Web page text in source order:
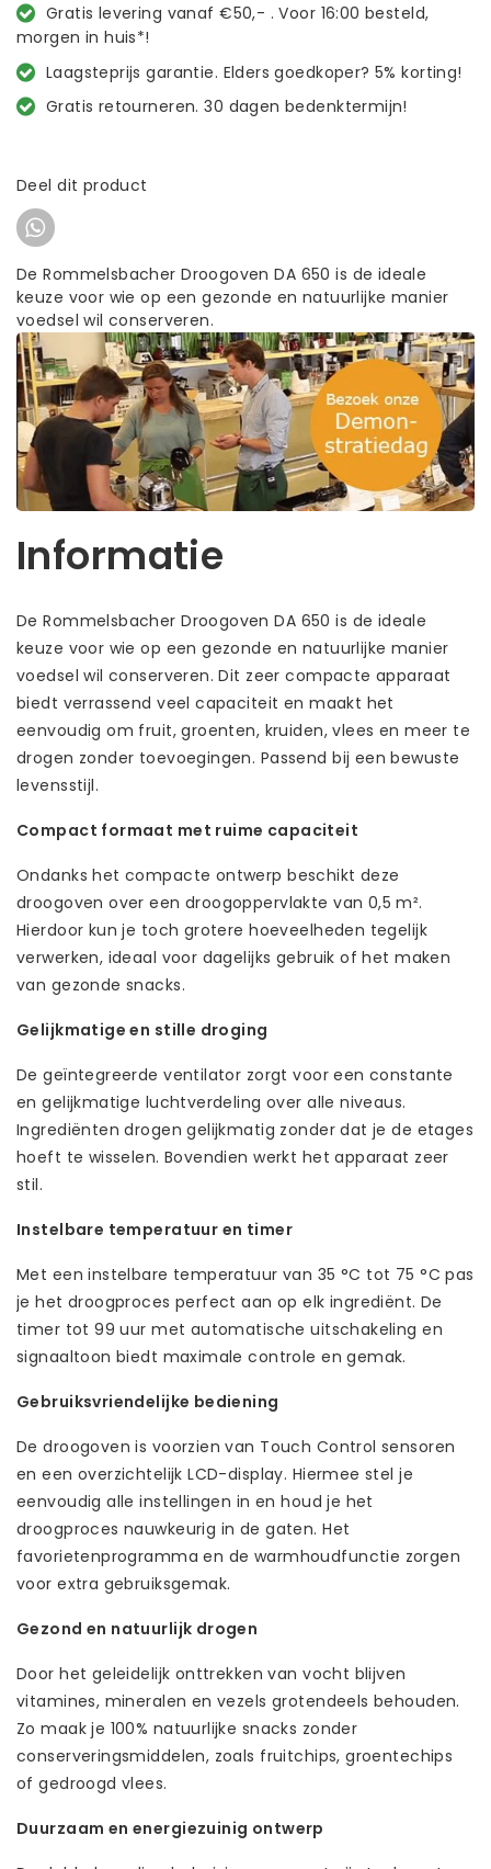
Gratis levering vanaf €50,- . Voor 16:00 besteld,
morgen in huis*!
Laagsteprijs garantie. Elders goedkoper? 5% korting!
Gratis retourneren. 30 dagen bedenktermijn!
Deel dit product
De Rommelsbacher Droogoven DA 650 is de ideale
keuze voor wie op een gezonde en natuurlijke manier
voedsel wil conserveren.
Informatie
De Rommelsbacher Droogoven DA 650 is de ideale
keuze voor wie op een gezonde en natuurlijke manier
voedsel wil conserveren. Dit zeer compacte apparaat
biedt verrassend veel capaciteit en maakt het
eenvoudig om fruit, groenten, kruiden, vlees en meer te
drogen zonder toevoegingen. Passend bij een bewuste
levensstijl.
Compact formaat met ruime capaciteit
Ondanks het compacte ontwerp beschikt deze
droogoven over een droogoppervlakte van 0,5 m².
Hierdoor kun je toch grotere hoeveelheden tegelijk
verwerken, ideaal voor dagelijks gebruik of het maken
van gezonde snacks.
Gelijkmatige en stille droging
De geïntegreerde ventilator zorgt voor een constante
en gelijkmatige luchtverdeling over alle niveaus.
Ingrediënten drogen gelijkmatig zonder dat je de etages
hoeft te wisselen. Bovendien werkt het apparaat zeer
stil.
Instelbare temperatuur en timer
Met een instelbare temperatuur van 35 °C tot 75 °C pas
je het droogproces perfect aan op elk ingrediënt. De
timer tot 99 uur met automatische uitschakeling en
signaaltoon biedt maximale controle en gemak.
Gebruiksvriendelijke bediening
De droogoven is voorzien van Touch Control sensoren
en een overzichtelijk LCD-display. Hiermee stel je
eenvoudig alle instellingen in en houd je het
droogproces nauwkeurig in de gaten. Het
favorietenprogramma en de warmhoudfunctie zorgen
voor extra gebruiksgemak.
Gezond en natuurlijk drogen
Door het geleidelijk onttrekken van vocht blijven
vitamines, mineralen en vezels grotendeels behouden.
Zo maak je 100% natuurlijke snacks zonder
conserveringsmiddelen, zoals fruitchips, groentechips
of gedroogd vlees.
Duurzaam en energiezuinig ontwerp